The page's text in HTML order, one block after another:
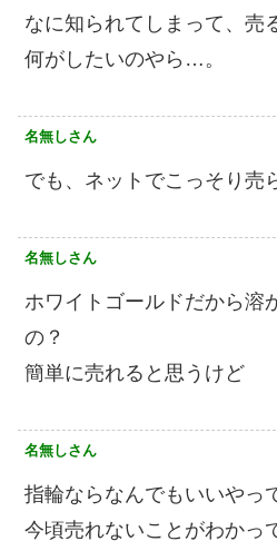
なに知られてしまって、売
何がしたいのやら…。
名無しさん
でも、ネットでこっそり売
名無しさん
ホワイトゴールドだから溶
の？
簡単に売れると思うけど
名無しさん
指輪ならなんでもいいやっ
今頃売れないことがわかっ